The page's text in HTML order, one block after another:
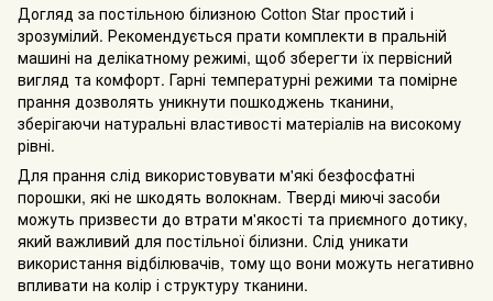
Догляд за постільною білизною Cotton Star простий і
зрозумілий. Рекомендується прати комплекти в пральній
машині на делікатному режимі, щоб зберегти їх первісний
вигляд та комфорт. Гарні температурні режими та помірне
прання дозволять уникнути пошкоджень тканини,
зберігаючи натуральні властивості матеріалів на високому
рівні.
Для прання слід використовувати м'які безфосфатні
порошки, які не шкодять волокнам. Тверді миючі засоби
можуть призвести до втрати м'якості та приємного дотику,
який важливий для постільної білизни. Слід уникати
використання відбілювачів, тому що вони можуть негативно
впливати на колір і структуру тканини.